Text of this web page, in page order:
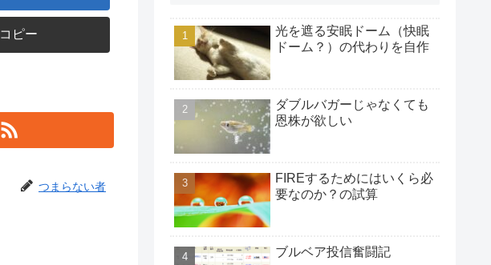
コピー
つまらない者
光を遮る安眠ドーム（快眠
ドーム？）の代わりを自作
ダブルバガーじゃなくても
恩株が欲しい
FIREするためにはいくら必
要なのか？の試算
ブルベア投信奮闘記